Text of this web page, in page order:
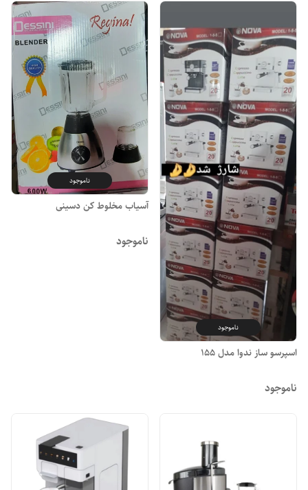
ناموجود
اسپرسو ساز ندوا مدل ۱۵۵
ناموجود
ناموجود
آسیاب مخلوط کن دسینی
ناموجود